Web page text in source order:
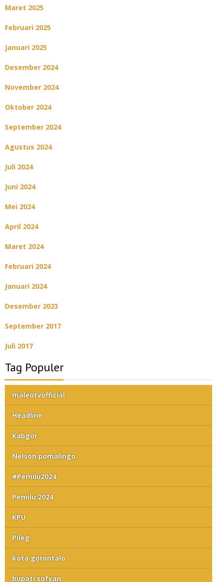
Maret 2025
Februari 2025
Januari 2025
Desember 2024
November 2024
Oktober 2024
September 2024
Agustus 2024
Juli 2024
Juni 2024
Mei 2024
April 2024
Maret 2024
Februari 2024
Januari 2024
Desember 2023
September 2017
Juli 2017
Tag Populer
maleotvofficial
Headline
Kabgor
Nelson pomalingo
#Pemilu2024
Pemilu 2024
KPU
Pileg
kota gorontalo
bupati sofyan